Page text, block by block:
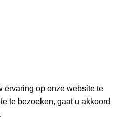
ervaring op onze website te
te bezoeken, gaat u akkoord